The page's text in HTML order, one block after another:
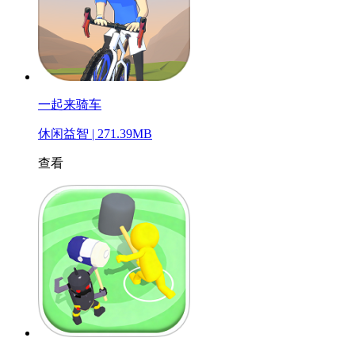
一起来骑车
休闲益智 | 271.39MB
查看